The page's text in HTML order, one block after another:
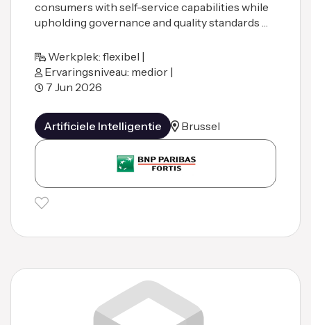
consumers with self-service capabilities while
upholding governance and quality standards …
Werkplek: flexibel |
Ervaringsniveau: medior |
7 Jun 2026
Artificiele Intelligentie Brussel